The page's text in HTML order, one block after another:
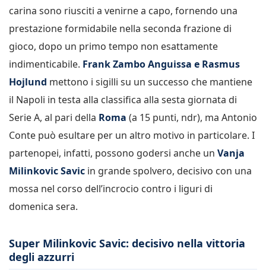
carina sono riusciti a venirne a capo, fornendo una
prestazione formidabile nella seconda frazione di
gioco, dopo un primo tempo non esattamente
indimenticabile. Frank Zambo Anguissa e Rasmus
Hojlund mettono i sigilli su un successo che mantiene
il Napoli in testa alla classifica alla sesta giornata di
Serie A, al pari della Roma (a 15 punti, ndr), ma Antonio
Conte può esultare per un altro motivo in particolare. I
partenopei, infatti, possono godersi anche un Vanja
Milinkovic Savic in grande spolvero, decisivo con una
mossa nel corso dell’incrocio contro i liguri di
domenica sera.
Super Milinkovic Savic: decisivo nella vittoria
degli azzurri